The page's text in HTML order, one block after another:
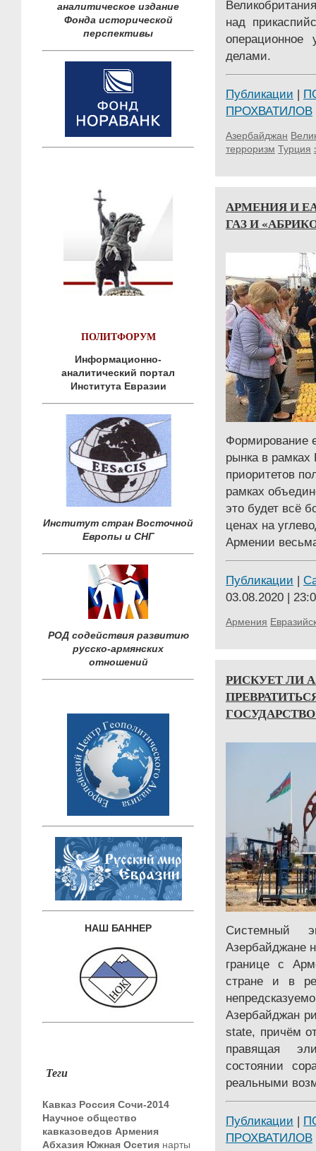
аналитическое издание
Фонда исторической
перспективы
ПОЛИТФОРУМ
Информационно-
аналитический портал
Института Евразии
Институт стран Восточной
Европы и СНГ
РОД содействия развитию
русско-армянских
отношений
НАШ БАННЕР
Теги
Кавказ Россия Сочи-2014
Научное общество
кавказоведов Армения
Абхазия Южная Осетия нарты
над
операционное
делами.
Публикации |
ПРОХВАТИЛОВ
Азербайджан
терроризм Турция
АРМЕНИЯ И
ГАЗ И
Формирование
рынка в
приоритетов
рамках
это будет всё
ценах на
Армении
Публикации |
03.08.2020 |
Армения
РИСКУЕТ ЛИ
Системный
Азербайджане
границе с
стране и в
Азербайджан
state, причём
правящая
состоянии
реальными
Публикации |
ПРОХВАТИЛОВ